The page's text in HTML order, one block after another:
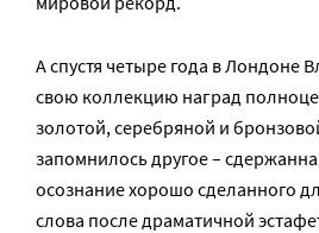
А спустя четыре года в Лондоне
свою коллекцию наград
золотой, серебряной и
запомнилось другое –
осознание хорошо сделанного
слова после драматичной